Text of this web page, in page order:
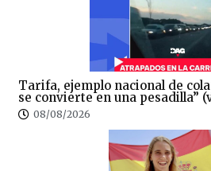
Tarifa, ejemplo nacional de
se convierte en una pesadilla”
08/08/2026